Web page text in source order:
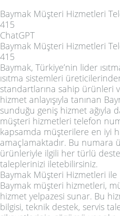
Baymak Müşteri Hizmetleri
415
ChatGPT
Baymak Müşteri Hizmetleri
415
Baymak, Türkiye’nin lider
ısıtma sistemleri
standartlarına sahip ürünleri
hizmet anlayışıyla tanınan
sunduğu geniş hizmet ağıyla
müşteri hizmetleri telefon
kapsamda müşterilere en iyi
amaçlamaktadır. Bu numara
ürünleriyle ilgili her türlü
taleplerinizi iletebilirsiniz.
Baymak Müşteri Hizmetleri ile
Baymak müşteri hizmetleri,
hizmet yelpazesi sunar. Bu
bilgisi, teknik destek, servis